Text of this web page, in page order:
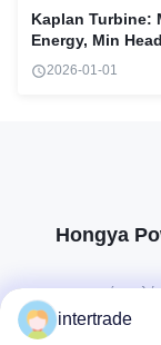
Kaplan Turbine:
Energy, Min Head
2026-01-01
Hongya
προσαρμοσμένες
intertrade